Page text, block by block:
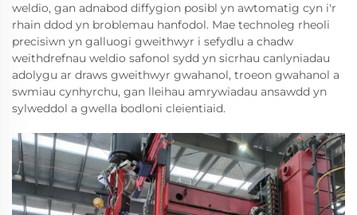
weldio, gan adnabod diffygion posibl yn awtomatig cyn i'r
rhain ddod yn broblemau hanfodol. Mae technoleg rheoli
precisiwn yn galluogi gweithwyr i sefydlu a chadw
weithdrefnau weldio safonol sydd yn sicrhau canlyniadau
adolygu ar draws gweithwyr gwahanol, troeon gwahanol a
swmiau cynhyrchu, gan lleihau amrywiadau ansawdd yn
sylweddol a gwella bodloni cleientiaid.